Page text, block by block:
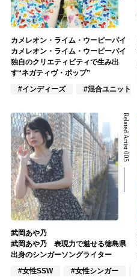
カメレオン・ライム・ウーピーパイ
カメレオン・ライム・ウーピーパイ
独自のクリエティビティで生み出
す“ネガティヴ・ポップ”
#インディーズ
#混合ユニット
Related Artist 005
武岡あや乃
武岡あや乃 表現力で魅せる徳島県
出身のシンガーソングライター
#女性SSW
#女性シンガー